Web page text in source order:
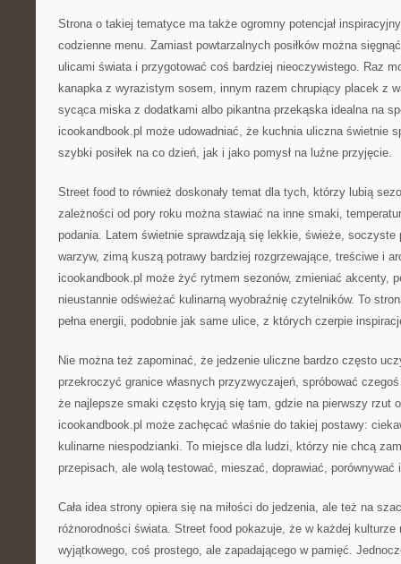
Strona o takiej tematyce ma także ogromny potencjał
codzienne menu. Zamiast powtarzalnych posiłków można
ulicami świata i przygotować coś bardziej nieoczywistego. Raz
kanapka z wyrazistym sosem, innym razem chrupiący placek z
sycąca miska z dodatkami albo pikantna przekąska idealna na
icookandbook.pl może udowadniać, że kuchnia uliczna świetnie
szybki posiłek na co dzień, jak i jako pomysł na luźne przyjęcie.
Street food to również doskonały temat dla tych, którzy lubią
zależności od pory roku można stawiać na inne smaki,
podania. Latem świetnie sprawdzają się lekkie, świeże, soczyste
warzyw, zimą kuszą potrawy bardziej rozgrzewające, treściwe i
icookandbook.pl może żyć rytmem sezonów, zmieniać akcenty,
nieustannie odświeżać kulinarną wyobraźnię czytelników. To
pełna energii, podobnie jak same ulice, z których czerpie
Nie można też zapominać, że jedzenie uliczne bardzo często
przekroczyć granice własnych przyzwyczajeń, spróbować
że najlepsze smaki często kryją się tam, gdzie na pierwszy rzut
icookandbook.pl może zachęcać właśnie do takiej postawy:
kulinarne niespodzianki. To miejsce dla ludzi, którzy nie chcą
przepisach, ale wolą testować, mieszać, doprawiać, porównywać
Cała idea strony opiera się na miłości do jedzenia, ale też na
różnorodności świata. Street food pokazuje, że w każdej
wyjątkowego, coś prostego, ale zapadającego w pamięć.